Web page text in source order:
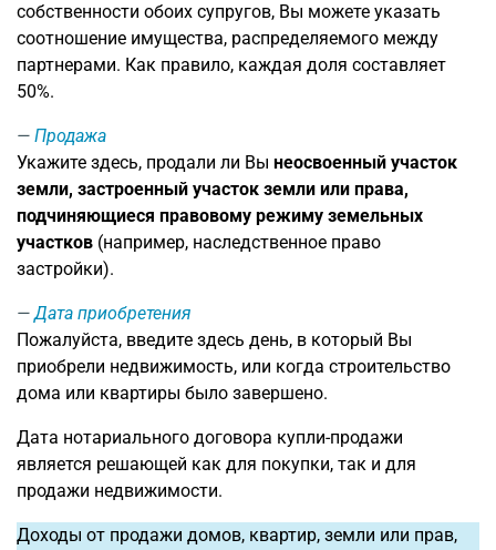
собственности обоих супругов, Вы можете указать
соотношение имущества, распределяемого между
партнерами. Как правило, каждая доля составляет
50%.
Продажа
Укажите здесь, продали ли Вы неосвоенный участок
земли, застроенный участок земли или права,
подчиняющиеся правовому режиму земельных
участков (например, наследственное право
застройки).
Дата приобретения
Пожалуйста, введите здесь день, в который Вы
приобрели недвижимость, или когда строительство
дома или квартиры было завершено.
Дата нотариального договора купли-продажи
является решающей как для покупки, так и для
продажи недвижимости.
Доходы от продажи домов, квартир, земли или прав,